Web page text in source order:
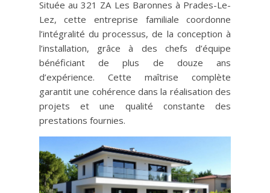
Située au 321 ZA Les Baronnes à Prades-Le-
Lez, cette entreprise familiale coordonne
l’intégralité du processus, de la conception à
l’installation, grâce à des chefs d’équipe
bénéficiant de plus de douze ans
d’expérience. Cette maîtrise complète
garantit une cohérence dans la réalisation des
projets et une qualité constante des
prestations fournies.